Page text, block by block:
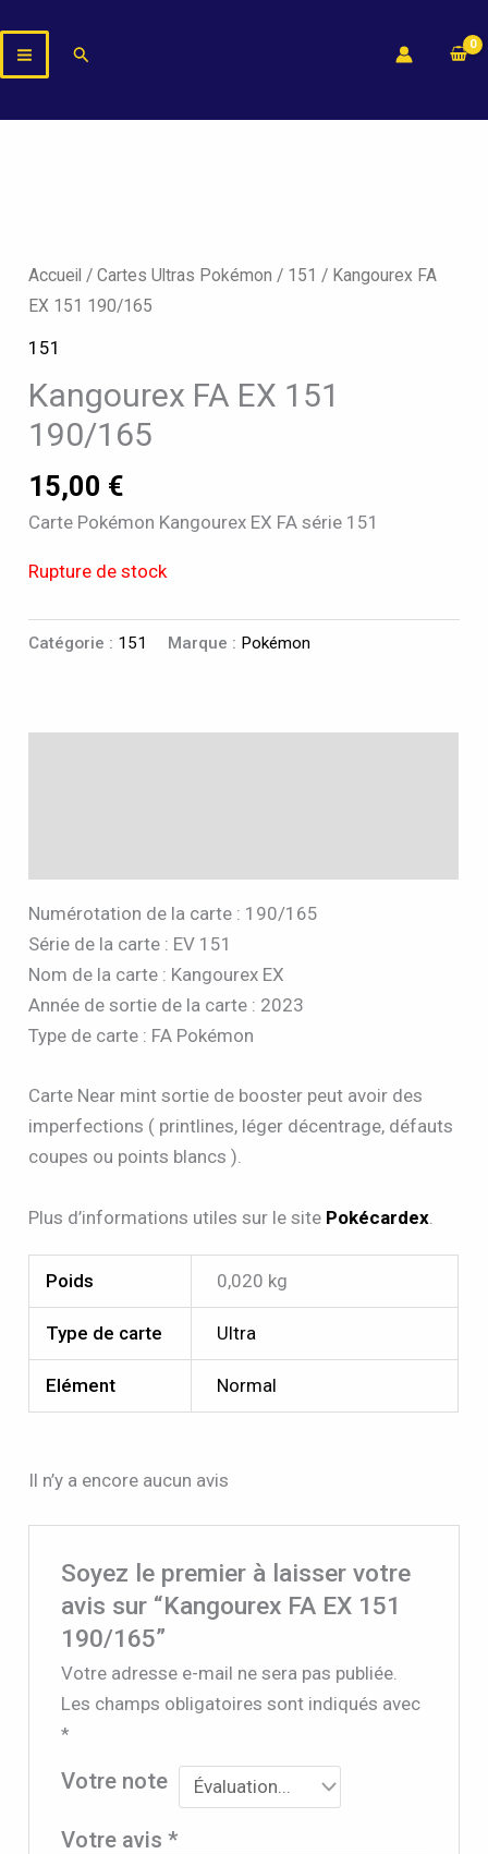
au
contenu
Rechercher
Accueil /Cartes Ultras Pokémon / 151 / Kangourex FA
EX 151 190/165
151
Kangourex FA EX 151
190/165
15,00 €
Carte Pokémon Kangourex EX FA série 151
Rupture de stock
Catégorie : 151 Marque : Pokémon
Numérotation de la carte : 190/165
Série de la carte : EV 151
Nom de la carte : Kangourex EX
Année de sortie de la carte : 2023
Type de carte : FA Pokémon
Carte Near mint sortie de booster peut avoir des
imperfections ( printlines, léger décentrage, défauts
coupes ou points blancs ).
Plus d’informations utiles sur le site Pokécardex
Poids 0,020 kg
Type de carte Ultra
Elément Normal
Il n’y a encore aucun avis
Soyez le premier à laisser votre
avis sur “Kangourex FA EX 151
190/165”
Votre adresse e-mail ne sera pas publiée.
Les champs obligatoires sont indiqués avec
*
Votre note
Votre avis *